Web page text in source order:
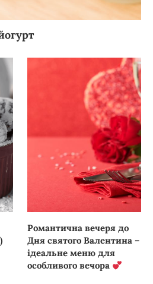
Романтична вечеря до
Дня святого Валентина –
ідеальне меню для
особливого вечора